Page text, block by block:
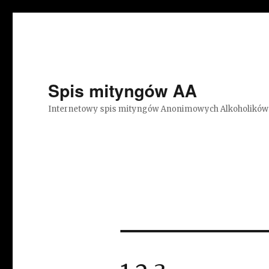
Spis mityngów AA
Internetowy spis mityngów Anonimowych Alkoholików